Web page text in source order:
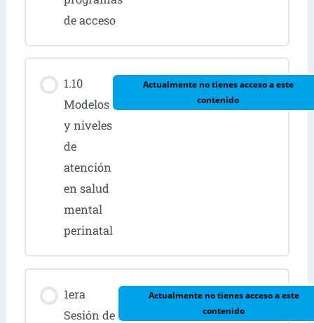
de acceso
1.10
Modelos
y niveles
de
atención
en salud
mental
perinatal
Actualmente no tienes acceso a este
contenido
1era
Sesión de
Actualmente no tienes acceso a este
contenido